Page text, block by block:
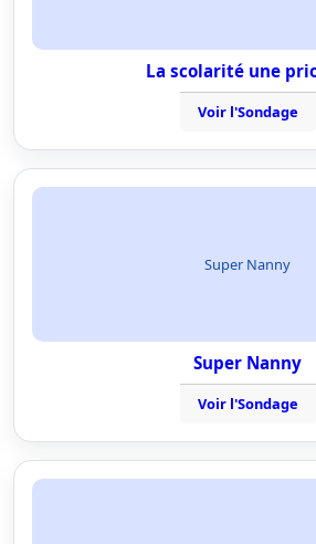
La scolarité une
Voir l'Sondage
Super Nanny
Super Nanny
Voir l'Sondage